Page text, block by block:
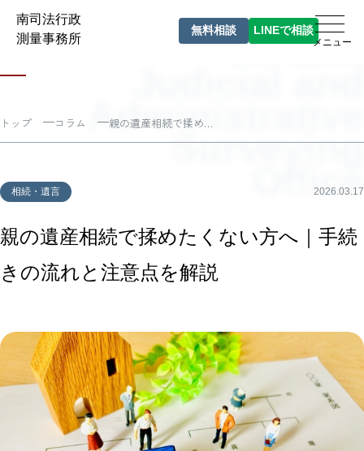
南司法行政
測量事務所
無料相談 LINEで相談
メニュー
コラム Minami
Administrative
Surveying
Office
トップ コラム 親の遺産相続で揉めたくない方へ｜手続きの流れと注意点を解説
2026.03.17
相続・遺言
親の遺産相続で揉めたくない方へ｜手続
きの流れと注意点を解説